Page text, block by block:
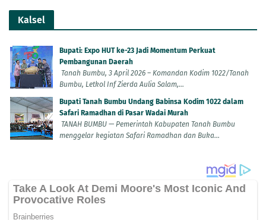
Kalsel
Bupati: Expo HUT ke-23 Jadi Momentum Perkuat
Pembangunan Daerah
Tanah Bumbu, 3 April 2026 – Komandan Kodim 1022/Tanah
Bumbu, Letkol Inf Zierda Aulia Salam,...
Bupati Tanah Bumbu Undang Babinsa Kodim 1022 dalam
Safari Ramadhan di Pasar Wadai Murah
TANAH BUMBU — Pemerintah Kabupaten Tanah Bumbu
menggelar kegiatan Safari Ramadhan dan Buka...